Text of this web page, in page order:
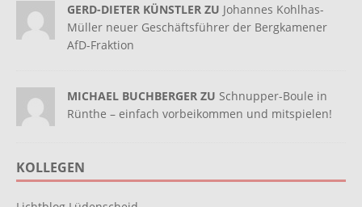
GERD-DIETER KÜNSTLER ZU Johannes Kohlhas-
Müller neuer Geschäftsführer der Bergkamener
AfD-Fraktion
MICHAEL BUCHBERGER ZU Schnupper-Boule in
Rünthe – einfach vorbeikommen und mitspielen!
KOLLEGEN